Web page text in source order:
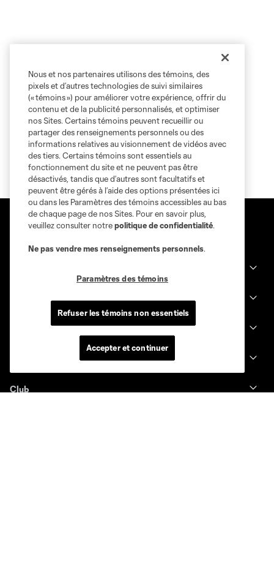
Club
Nous et nos partenaires utilisons des témoins, des
pixels et d’autres technologies de suivi similaires
(« témoins ») pour améliorer votre expérience, offrir du
contenu et de la publicité personnalisés, et optimiser
nos Sites. Certains témoins peuvent recueillir ou
partager des renseignements personnels ou des
informations relatives au visionnement de vidéos avec
des tiers. Certains témoins sont essentiels au
fonctionnement du site et ne peuvent pas être
désactivés, tandis que d’autres sont facultatifs et
peuvent être gérés à l’aide des options présentées ici
ou dans les Paramètres des témoins accessibles au bas
de chaque page de nos Sites. Pour en savoir plus,
veuillez consulter notrepolitique de confidentialité.
Ne pas vendre mes renseignements personnels.
Paramètres des témoins
Refuser les témoins non essentiels
Accepter et continuer